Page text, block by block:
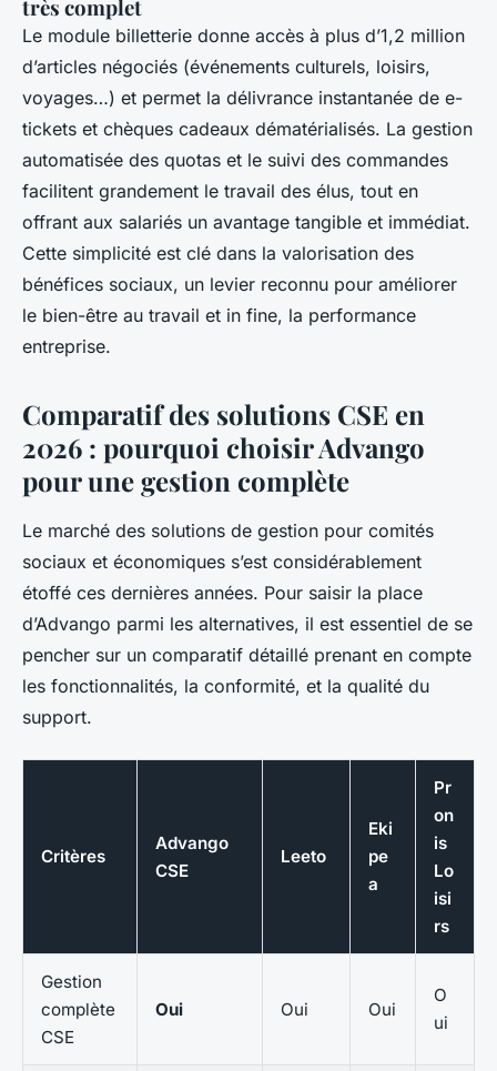
très complet
Le module billetterie donne accès à plus d’1,2 million
d’articles négociés (événements culturels, loisirs,
voyages…) et permet la délivrance instantanée de e-
tickets et chèques cadeaux dématérialisés. La gestion
automatisée des quotas et le suivi des commandes
facilitent grandement le travail des élus, tout en
offrant aux salariés un avantage tangible et immédiat.
Cette simplicité est clé dans la valorisation des
bénéfices sociaux, un levier reconnu pour améliorer
le bien-être au travail et in fine, la performance
entreprise.
Comparatif des solutions CSE en
2026 : pourquoi choisir Advango
pour une gestion complète
Le marché des solutions de gestion pour comités
sociaux et économiques s’est considérablement
étoffé ces dernières années. Pour saisir la place
d’Advango parmi les alternatives, il est essentiel de se
pencher sur un comparatif détaillé prenant en compte
les fonctionnalités, la conformité, et la qualité du
support.
Critères
Advango
CSE
Leeto
Eki
pe
a
Pr
on
is
Lo
isi
rs
Gestion
complète
CSE
Oui Oui Oui
O
ui